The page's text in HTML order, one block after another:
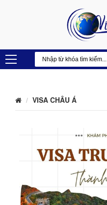
VISA CHÂU Á